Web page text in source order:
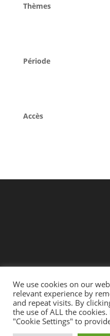
Thèmes
Période
Accès
We use cookies on our
relevant experience by
and repeat visits. By
the use of ALL the
"Cookie Settings" to